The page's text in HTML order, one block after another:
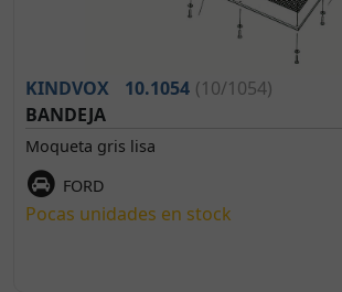
KINDVOX 10.1054 (10/1054)
BANDEJA
Moqueta gris lisa
FORD
Pocas unidades en stock